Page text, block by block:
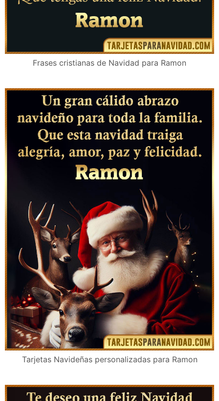
Frases cristianas de Navidad para Ramon
Tarjetas Navideñas personalizadas para Ramon